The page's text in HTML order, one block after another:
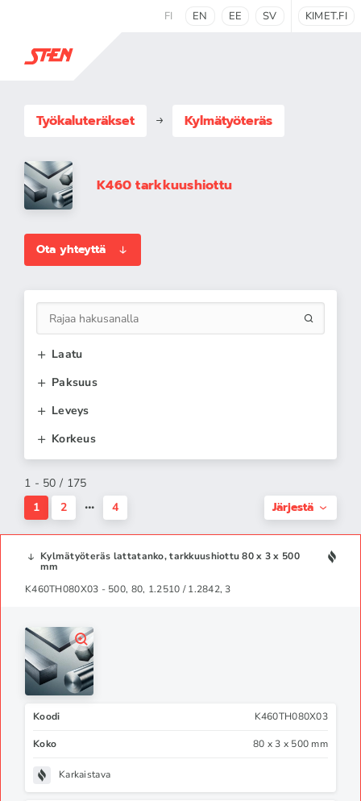
FI EN EE SV KIMET.FI
Työkaluteräkset Kylmätyöteräs
K460 tarkkuushiottu
Ota yhteyttä
Laatu
Paksuus
Leveys
Korkeus
1 - 50 / 175
1
2 4 Järjestä
Kylmätyöteräs lattatanko, tarkkuushiottu 80 x 3 x 500
mm
K460TH080X03 - 500, 80, 1.2510 / 1.2842, 3
Koodi K460TH080X03
Koko 80 x 3 x 500 mm
Karkaistava